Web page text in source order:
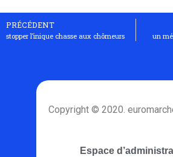
PRÉCÉDENT
stopper l’inique chasse aux chômeurs un
Copyright © 2020.
Espace